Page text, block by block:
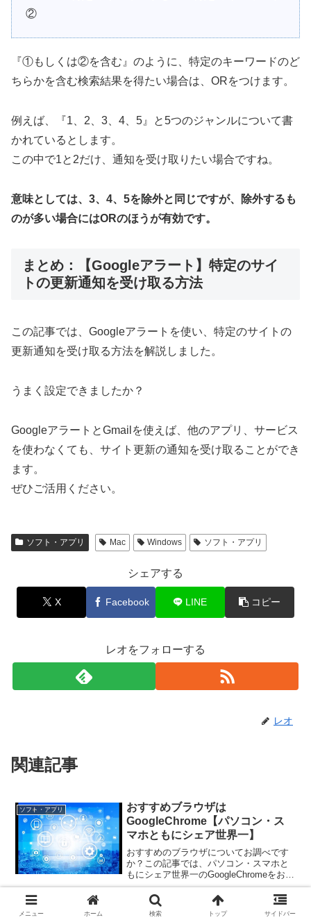
②
『①もしくは②を含む』のように、特定のキーワードのど
ちらかを含む検索結果を得たい場合は、ORをつけます。
例えば、『1、2、3、4、5』と5つのジャンルについて書
かれているとします。
この中で1と2だけ、通知を受け取りたい場合ですね。
意味としては、3、4、5を除外と同じですが、除外するも
のが多い場合にはORのほうが有効です。
まとめ：【Googleアラート】特定のサイ
トの更新通知を受け取る方法
この記事では、Googleアラートを使い、特定のサイトの
更新通知を受け取る方法を解説しました。
うまく設定できましたか？
GoogleアラートとGmailを使えば、他のアプリ、サービス
を使わなくても、サイト更新の通知を受け取ることができ
ます。
ぜひご活用ください。
ソフト・アプリ Mac Windows ソフト・アプリ
シェアする
X Facebook LINE コピー
レオをフォローする
レオ
関連記事
ソフト・アプリ
おすすめブラウザは
GoogleChrome【パソコン・ス
マホともにシェア世界一】
おすすめのブラウザについてお調べです
か？この記事では、パソコン・スマホと
もにシェア世界一のGoogleChromeをおす
すめする理由を解説しています。どのブ
ラウザにしようか迷っている方は、必見
です。
ソフト・アプリ
【Send to Kindleの使い方】ウェ
メニュー ホーム 検索 トップ サイドバー